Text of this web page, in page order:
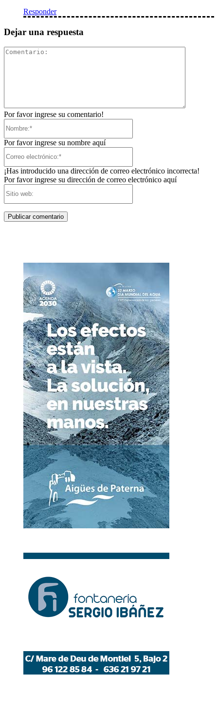
Responder
Dejar una respuesta
Por favor ingrese su comentario!
Por favor ingrese su nombre aquí
¡Has introducido una dirección de correo electrónico incorrecta!
Por favor ingrese su dirección de correo electrónico aquí